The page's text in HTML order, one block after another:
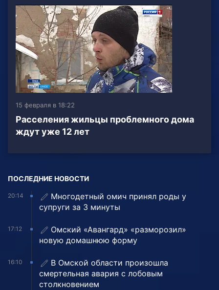
15 февраля в 18:22
Расселения жильцы проблемного дома
ждут уже 12 лет
ПОСЛЕДНИЕ НОВОСТИ
20:14
Многодетный омич принял роды у
супруги за 3 минуты
17:12
Омский «Авангард» «разморозил»
новую домашнюю форму
16:10
В Омской области произошла
смертельная авария с лобовым
столкновением